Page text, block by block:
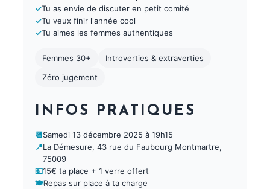
✓Tu as envie de discuter en petit comité
✓Tu veux finir l'année cool
✓Tu aimes les femmes authentiques
Femmes 30+
Introverties & extraverties
Zéro jugement
INFOS PRATIQUES
📆Samedi 13 décembre 2025 à 19h15
📍La Démesure, 43 rue du Faubourg Montmartre,
75009
💶15€ ta place + 1 verre offert
🍽Repas sur place à ta charge